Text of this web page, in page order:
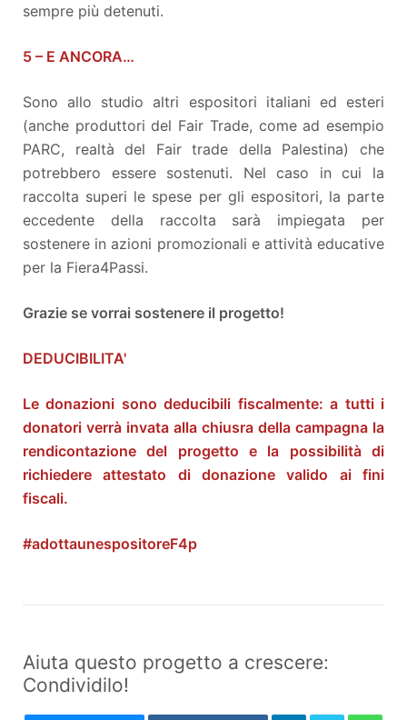
sempre più detenuti.
5 – E ANCORA…
Sono allo studio altri espositori italiani ed esteri
(anche produttori del Fair Trade, come ad esempio
PARC, realtà del Fair trade della Palestina) che
potrebbero essere sostenuti. Nel caso in cui la
raccolta superi le spese per gli espositori, la parte
eccedente della raccolta sarà impiegata per
sostenere in azioni promozionali e attività educative
per la Fiera4Passi.
Grazie se vorrai sostenere il progetto!
DEDUCIBILITA'
Le donazioni sono deducibili fiscalmente: a tutti i
donatori verrà invata alla chiusra della campagna la
rendicontazione del progetto e la possibilità di
richiedere attestato di donazione valido ai fini
fiscali.
#adottaunespositoreF4p
Aiuta questo progetto a crescere:
Condividilo!